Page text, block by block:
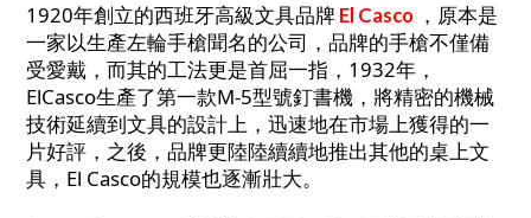
1920年創立的西班牙高級文具品牌El Casco ，原本是
一家以生產左輪手槍聞名的公司，品牌的手槍不僅備
受愛戴，而其的工法更是首屈一指，1932年，
ElCasco生產了第一款M-5型號釘書機，將精密的機械
技術延續到文具的設計上，迅速地在市場上獲得的一
片好評，之後，品牌更陸陸續續地推出其他的桌上文
具，El Casco的規模也逐漸壯大。